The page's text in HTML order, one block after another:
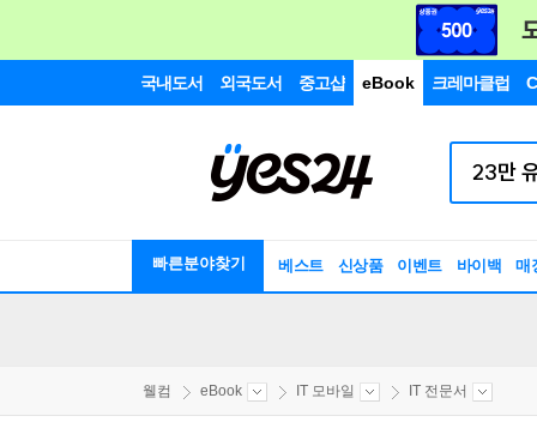
국내도서 외국도서 중고샵 eBook 크레마클럽
빠른분야찾기 베스트 신상품 이벤트 바이백 매
웰컴 eBook IT 모바일 IT 전문서